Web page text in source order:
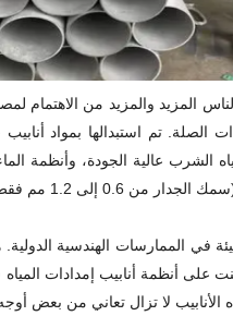
المزيد والمزيد من الاهتمام
تم استبدالها بمواد أنابيب
الشرب عالية الجودة، وأنظمة
في الممارسات الهندسية الدولية.
على أنظمة أنابيب إمدادات